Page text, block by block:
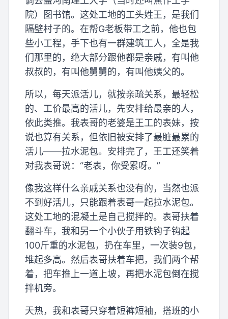
院）图书馆。这处工地的工头姓王，是我们
隔壁村子的。在帮G老板带工之前，他也包
些小工程，手下也有一群建筑工人，全是我
们那里的，绝大部分跟他都是亲戚，有叫他
叔叔的，有叫他舅舅的，有叫他姨父的。
所以，每天派活儿，就按亲疏关系，最轻松
的、工价最高的活儿，先安排给最亲的人，
依此类推。我表哥的老婆是王工的表妹，按
说也算有关系，但依旧被安排了最脏最累的
活儿——拉水泥包。安排完了，王工还笑着
对我表哥说：“老表，你受累呀。”
像我这样什么亲戚关系也没有的，当然也派
不到好活儿，只能跟着表哥一起拉水泥包。
这处工地的混凝土是自己搅拌的。表哥扶着
翻斗车，我和另一个小伙子用铁钩子钩起
100斤重的水泥包，扔在车里，一次装9包，
堆起多高。然后表哥扶着车把，我们两个帮
着，把车推上一道上坡，再把水泥包倒在搅
拌机旁。
天热，我和表哥只穿着短裤短袖，搭班的小